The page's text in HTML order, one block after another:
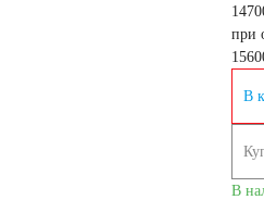
при
В
В